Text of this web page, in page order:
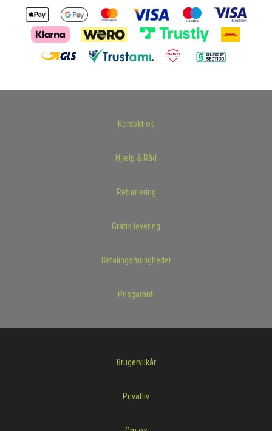
Kontakt os
Hjælp & Råd
Returnering
Gratis levering
Betalingsmuligheder
Prisgaranti
Brugervilkår
Privatliv